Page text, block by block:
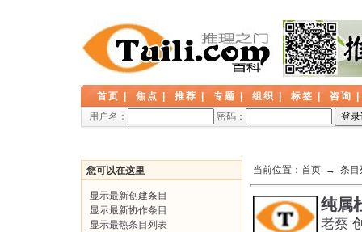
首页 焦点 推荐 专题 组织 标签 咨询
用户名：
密码：
您可以在这里
显示最新创建条目
显示最新协作条目
显示最热条目列表
当前位置： 首页 → 条目
纯属
老蔡